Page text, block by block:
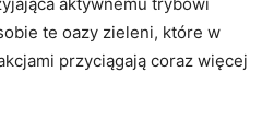
⁤te oazy zieleni, które w‍
przyciągają coraz więcej